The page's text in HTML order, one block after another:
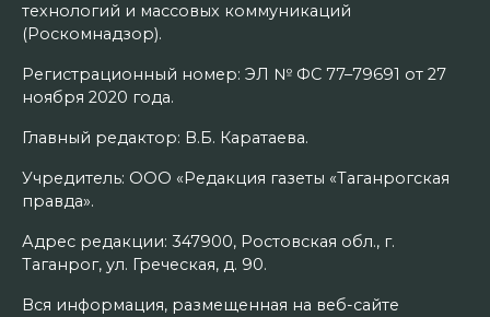
технологий и массовых коммуникаций
(Роскомнадзор).
Регистрационный номер: ЭЛ № ФС 77–79691 от 27
ноября 2020 года.
Главный редактор: В.Б. Каратаева.
Учредитель: ООО «Редакция газеты «Таганрогская
правда».
Адрес редакции: 347900, Ростовская обл., г.
Таганрог, ул. Греческая, д. 90.
Вся информация, размещенная на веб-сайте